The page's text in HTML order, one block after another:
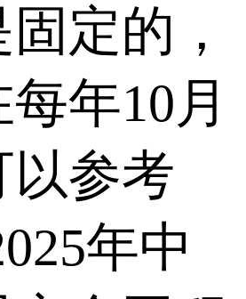
定的，
年10月
参考
年中